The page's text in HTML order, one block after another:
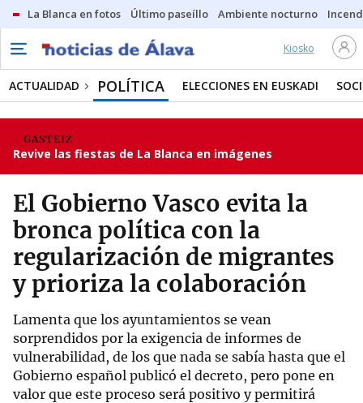
La Blanca en fotos Último paseíllo Ambiente nocturno
Kiosko
ACTUALIDAD POLÍTICA ELECCIONES EN EUSKADI
GASTEIZ
Revive las fiestas de La Blanca en imágenes
El Gobierno Vasco evita la
bronca política con la
regularización de migrantes
y prioriza la colaboración
Lamenta que los ayuntamientos se vean
sorprendidos por la exigencia de informes de
vulnerabilidad, de los que nada se sabía hasta que el
Gobierno español publicó el decreto, pero pone en
valor que este proceso será positivo y permitirá